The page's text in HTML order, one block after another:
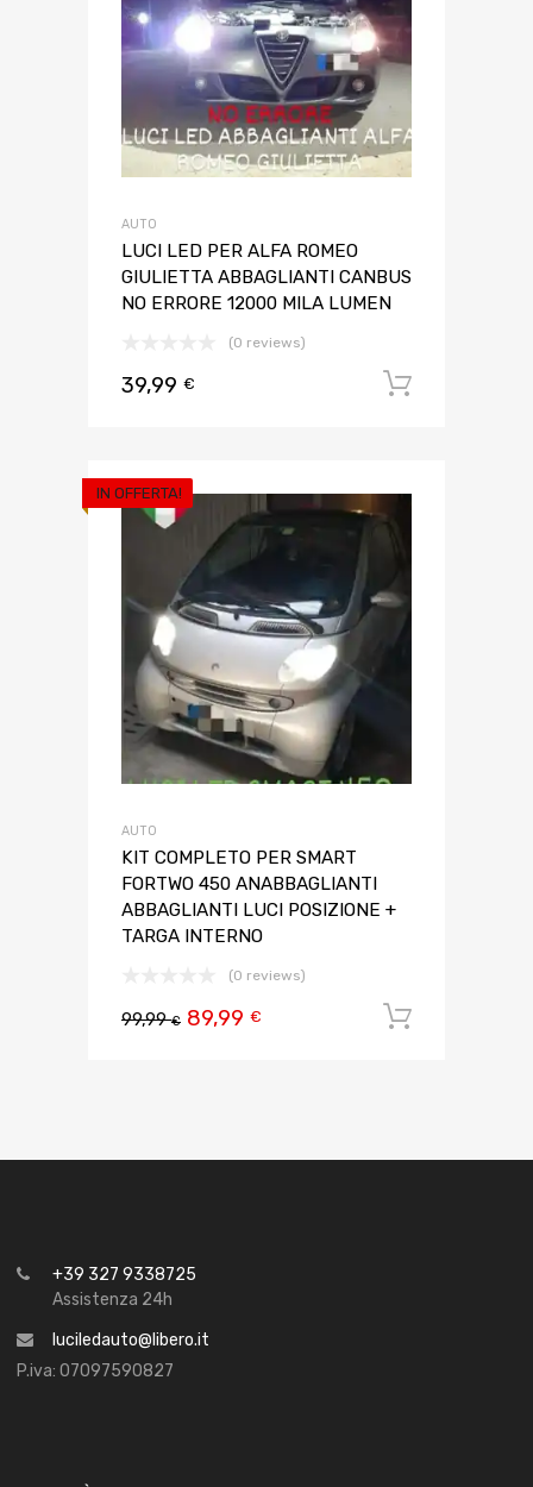
AUTO
LUCI LED PER ALFA ROMEO
GIULIETTA ABBAGLIANTI CANBUS
NO ERRORE 12000 MILA LUMEN
(0 reviews)
39,99 €
IN OFFERTA!
AUTO
KIT COMPLETO PER SMART
FORTWO 450 ANABBAGLIANTI
ABBAGLIANTI LUCI POSIZIONE +
TARGA INTERNO
(0 reviews)
99,99€ 89,99 €
+39 327 9338725
Assistenza 24h
luciledauto@libero.it
P.iva: 07097590827